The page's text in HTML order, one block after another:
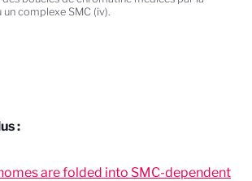
complexe SMC (iv).
:
are folded into SMC-dependent